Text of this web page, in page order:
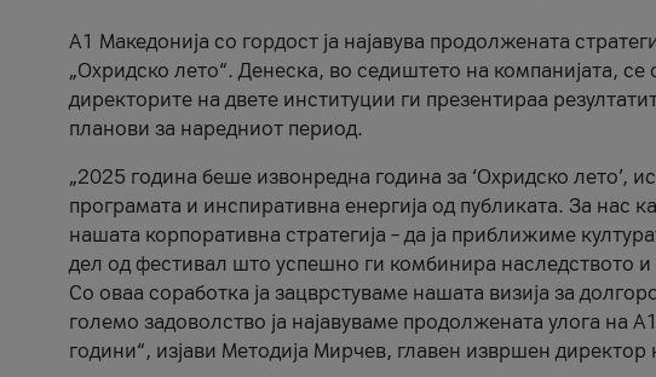
A1 Македонија со гордост ја најавува продолжената
„Охридско лето“. Денеска, во седиштето на компанијата,
директорите на двете институции ги презентираа
планови за наредниот период.
„2025 година беше извонредна година за ‘Охридско лето’,
програмата и инспиративна енергија од публиката. За нас
нашата корпоративна стратегија – да ја приближиме
дел од фестивал што успешно ги комбинира наследството
Со оваа соработка ја зацврстуваме нашата визија за
големо задоволство ја најавуваме продолжената улога на
години“, изјави Методија Мирчев, главен извршен директор